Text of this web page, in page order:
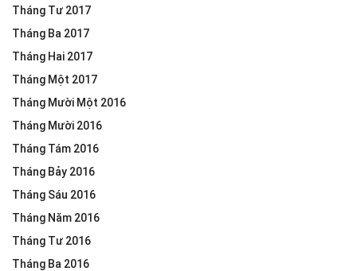
Tháng Tư 2017
Tháng Ba 2017
Tháng Hai 2017
Tháng Một 2017
Tháng Mười Một 2016
Tháng Mười 2016
Tháng Tám 2016
Tháng Bảy 2016
Tháng Sáu 2016
Tháng Năm 2016
Tháng Tư 2016
Tháng Ba 2016